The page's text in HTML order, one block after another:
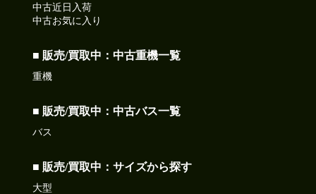
中古近日入荷
中古お気に入り
■ 販売/買取中：中古重機一覧
重機
■ 販売/買取中：中古バス一覧
バス
■ 販売/買取中：サイズから探す
大型